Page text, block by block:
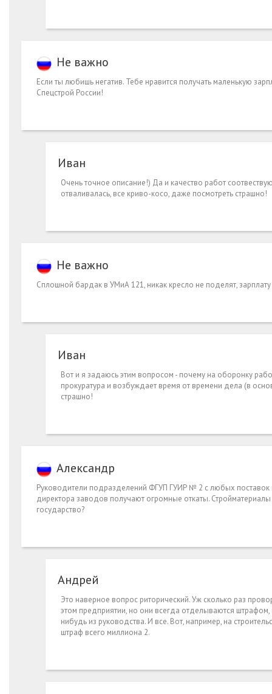
Не важно
Если ты любишь негатив. Тебе нравится получать маленькую
Спецстрой России!
Иван
Очень точное описание!) Да и качество работ
отваливалась, все криво-косо, даже посмотреть страшно!
Не важно
Сплошной бардак в УМиА 121, никак кресло не поделят,
Иван
Вот и я задаюсь этим вопросом - почему на оборонку
прокуратура и возбуждает время от времени дела (в
страшно!
Александр
Руководители подразделений ФГУП ГУИР № 2 с любых поставок
директора заводов получают огромные откаты.
государство?
Андрей
Это наверное вопрос риторический. Уж сколько раз
этом предприятии, но они всегда отделываются
нибудь из руководства. И все. Вот, например, на
штраф всего миллиона 2.